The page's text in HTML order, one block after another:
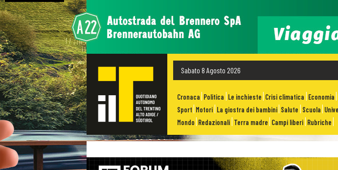
Sabato 8 Agosto 2026
Cronaca Politica Le inchieste Crisi climatica Economia
Sport Motori La giostra dei bambini Salute Scuola
Mondo Redazionali Terra madre Campi liberi Rubriche